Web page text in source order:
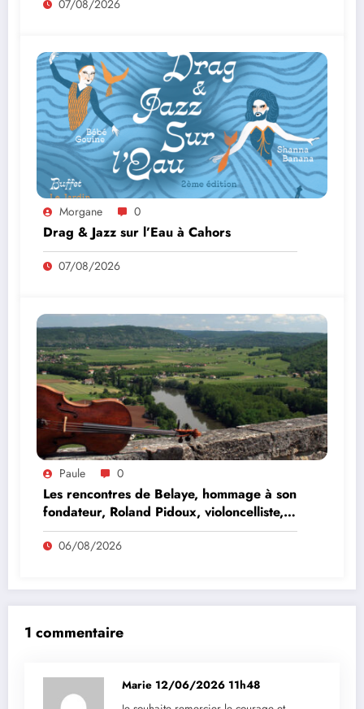
07/08/2026
Morgane 0
Drag & Jazz sur l’Eau à Cahors
07/08/2026
Paule 0
Les rencontres de Belaye, hommage à son
fondateur, Roland Pidoux, violoncelliste,
le vendredi 07 août 2026
06/08/2026
1 commentaire
Marie 12/06/2026 11h48